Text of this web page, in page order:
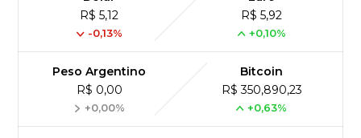
R$ 5,12
-0,13%
R$ 5,92
+0,10%
Peso Argentino
R$ 0,00
+0,00%
Bitcoin
R$ 350,890,23
+0,63%